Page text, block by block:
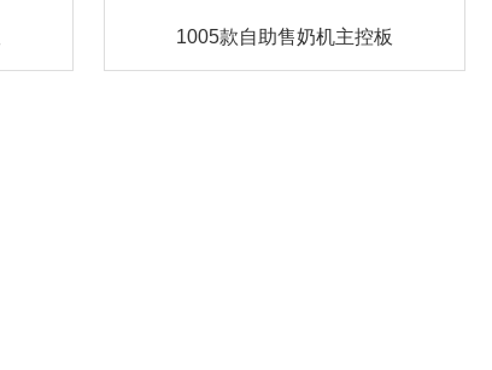
1005款自助售奶机主控板